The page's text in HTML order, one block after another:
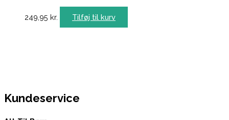
249,95 kr. Tilføj til kurv
Kundeservice